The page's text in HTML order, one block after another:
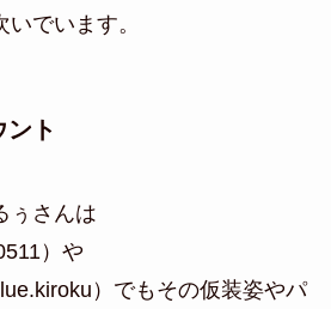
でいます。
ント
ぅさんは
）や
）でもその仮装姿やパ